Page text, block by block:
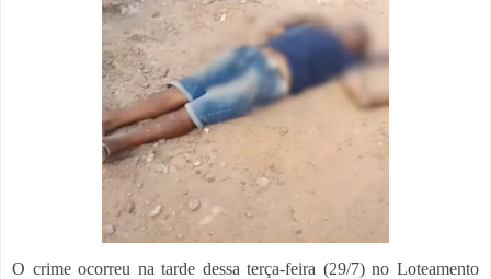
O crime ocorreu na tarde dessa terça-feira (29/7) no Loteamento